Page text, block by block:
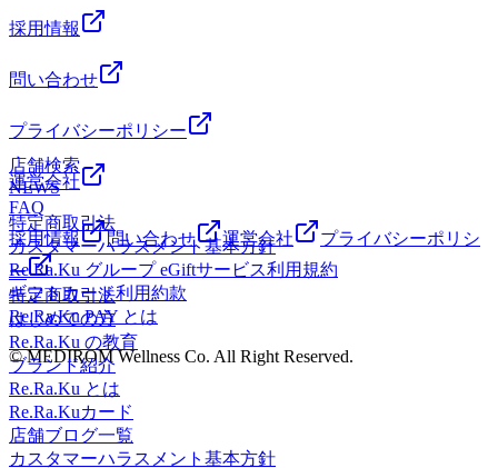
い生活が基本。「健康的な生活＝基礎代謝を上げる生活」
う。※代謝には【新陳代謝】もあるので、こちらもいつか触
なほぐしだけではなく、お客様に合わせた様々な健康に対す
るアドバイスの提案をしております。一緒にこれからの未来
を健康に過ごしましよう＾＾
━━━━━━━━━━━━━━━━━━……‥・☆★☆新し
い健康を考えるRe.Ra.Ku イオンレイクタウン店営業時間
10：00～21：00（最終受付20：20） 〒343-0828埼玉県越
谷市レイクタウン3-1-1イオンレイクタウンmori2FTEL 048-
967-5051JR武蔵野線 越谷レイクタウン駅より徒歩約10分マ
ッサージより気持ちいい！？リラクのボディケアをぜひご体
験ください★
採用情報
問い合わせ
プライバシーポリシー
運営会社
特定商取引法
カスタマーハラスメント基本方針
Re.Ra.Ku グループ eGiftサービス利用規約
ギフトカード利用約款
Re.Ra.Ku PAY とは
© MEDIROM Wellness Co. All Right Reserved.
店舗検索
NEWS
FAQ
採用情報
問い合わせ 運営会社
プライバシーポリシ
ー
特定商取引法
はじめての方
Re.Ra.Ku の教育
ブランド紹介
Re.Ra.Ku とは
Re.Ra.Kuカード
店舗ブログ一覧
カスタマーハラスメント基本方針